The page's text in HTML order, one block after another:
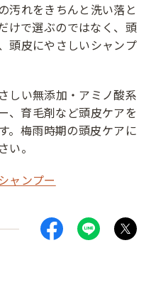
汚れをきちんと洗い落と
けで選ぶのではなく、頭
頭皮にやさしいシャンプ
しい無添加・アミノ酸系
、育毛剤など頭皮ケアを
。梅雨時期の頭皮ケアに
い。
ャンプー